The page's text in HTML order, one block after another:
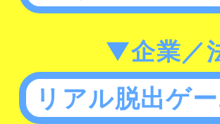
▼企業／
リアル脱出ゲ